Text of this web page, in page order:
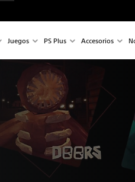
Juegos PS Plus Accesorios